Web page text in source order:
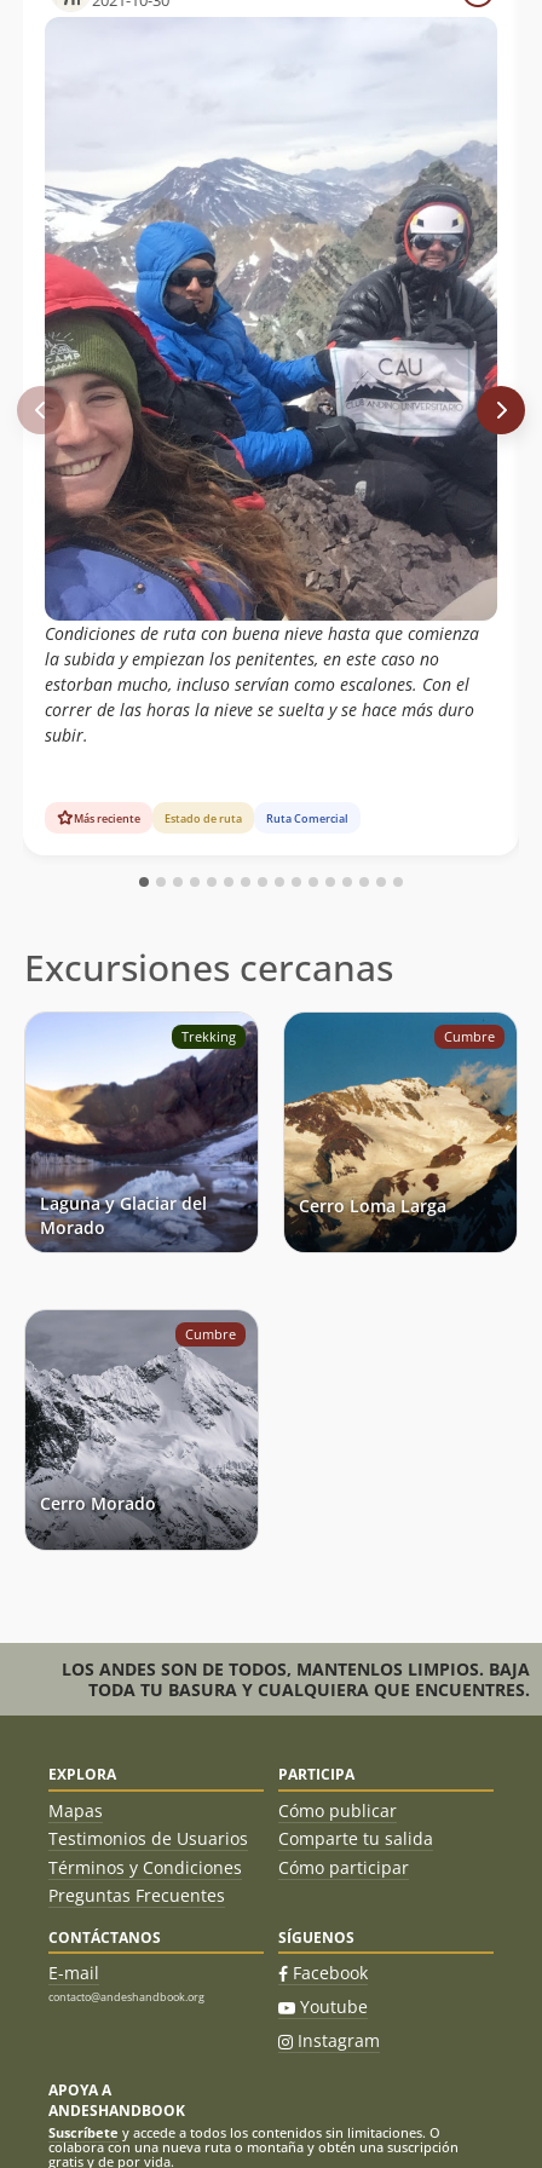
Condiciones de ruta con buena nieve hasta que comienza
la subida y empiezan los penitentes, en este caso no
estorban mucho, incluso servían como escalones. Con el
correr de las horas la nieve se suelta y se hace más duro
subir.
Más reciente Estado de ruta Ruta Comercial
Excursiones cercanas
Trekking
Laguna y Glaciar del
Morado
Cumbre
Cerro Loma Larga
Cumbre
Cerro Morado
LOS ANDES SON DE TODOS, MANTENLOS LIMPIOS. BAJA
TODA TU BASURA Y CUALQUIERA QUE ENCUENTRES.
EXPLORA
Mapas
Testimonios de Usuarios
Términos y Condiciones
Preguntas Frecuentes
PARTICIPA
Cómo publicar
Comparte tu salida
Cómo participar
CONTÁCTANOS
E-mail
contacto@andeshandbook.org
SÍGUENOS
Facebook
Youtube
Instagram
APOYA A
ANDESHANDBOOK
Suscríbete y accede a todos los contenidos sin limitaciones. O
colabora con una nueva ruta o montaña y obtén una suscripción
gratis y de por vida.